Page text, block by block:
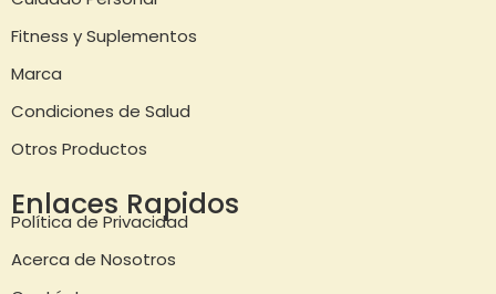
Fitness y Suplementos
Marca
Condiciones de Salud
Otros Productos
Enlaces Rapidos
Política de Privacidad
Acerca de Nosotros